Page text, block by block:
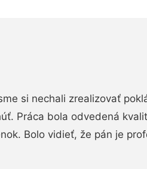
si nechali zrealizovať
Práca bola odvedená
Bolo vidieť, že pán je